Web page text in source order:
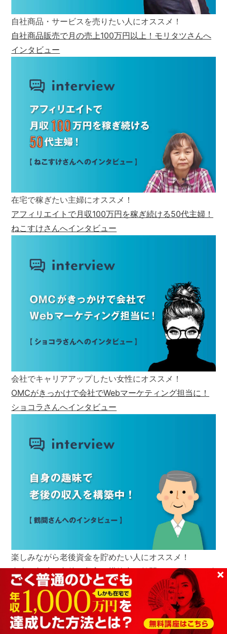
自社商品・サービスを売りたい人にオススメ！
自社商品販売で月の売上100万円以上！モリタツさんへ
インタビュー
在宅で稼ぎたい主婦にオススメ！
アフィリエイトで月収100万円を稼ぎ続ける50代主婦！
ねこすけさんへインタビュー
会社でキャリアアップしたい女性にオススメ！
OMCがきっかけで会社でWebマーケティング担当に！
ショコラさんへインタビュー
楽しみながら老後資金を貯めたい人にオススメ！
自身の趣味で老後の収入を構築中！鶴間さんへインタビ
ュー
×